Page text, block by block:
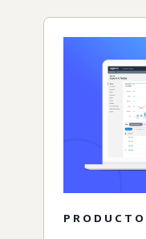
PRODUCTO